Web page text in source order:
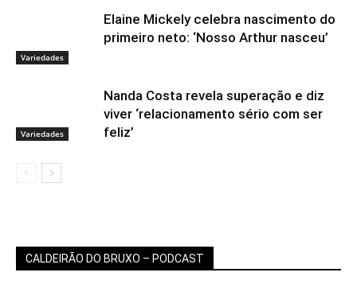
Variedades
Elaine Mickely celebra nascimento do
primeiro neto: ‘Nosso Arthur nasceu’
Variedades
Nanda Costa revela superação e diz
viver ‘relacionamento sério com ser
feliz’
CALDEIRÃO DO BRUXO – PODCAST